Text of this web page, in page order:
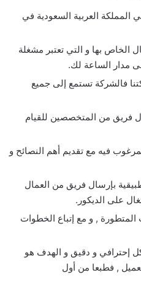
المملكة العربية السعودية في
بها و التي تعتبر مشغلة
مدار الساعة لك.
فالشركة تستمع إلى جميع
فريق من المتخصصين للقيام
فيه مع تقديم أهم النصائح و
بإرسال فريق من العمال
على الديكور.
, و مع إتباع الخطوات
إحترافي و دقيق و الهدف هو
, فطبعا من أول